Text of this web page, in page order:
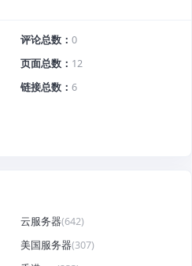
评论总数
0
页面总数
12
链接总数
6
云服务器(642)
美国服务器(307)